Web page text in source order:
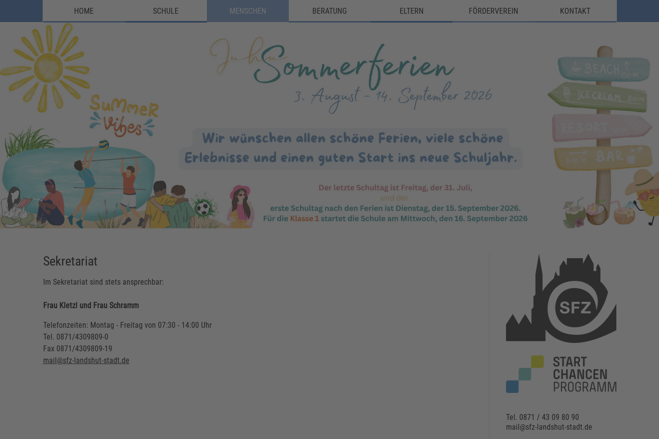
HOME SCHULE MENSCHEN BERATUNG ELTERN FÖRDERVEREIN KONTAKT
Tel. 0871 / 43 09 80 90
mail@sfz-landshut-stadt.de
Sekretariat
Im Sekretariat sind stets ansprechbar:
Frau Kletzl und Frau Schramm
Telefonzeiten: Montag - Freitag von 07:30 - 14:00 Uhr
Tel. 0871/4309809-0
Fax 0871/4309809-19
mail@sfz-landshut-stadt.de